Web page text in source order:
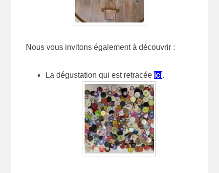
Nous vous invitons également à découvrir :
La dégustation qui est retracée ici.